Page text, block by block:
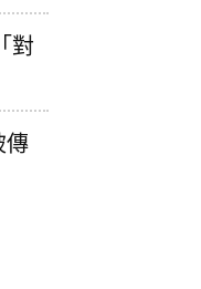
對
傳